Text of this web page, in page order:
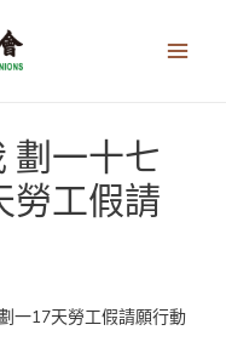
劃一十七
勞工假請
一17天勞工假請願行動